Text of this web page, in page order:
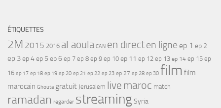
ÉTIQUETTES
2M 2015 2016 al aoula CAN en directen ligne ep 1 ep 2
ep 3ep 4ep 5 ep 6 ep 7 ep 8 ep 9 ep 10 ep 11 ep 12 ep 13 ep 14 ep 15 ep
16 ep 17 ep 18 ep 19 ep 20 ep 21 ep 22 ep 23 ep 27 ep 28 ep 30 film film
marocain Ghouta gratuit Jerusalem live maroc match
ramadan regarder streamingSyria